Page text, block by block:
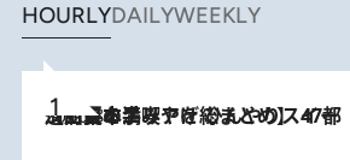
HOURLYDAILYWEEKLY
2026.8.5
【西日本エリアを総まとめ】 47都道府県の手みやげ ひんやりスイーツで夏を満喫